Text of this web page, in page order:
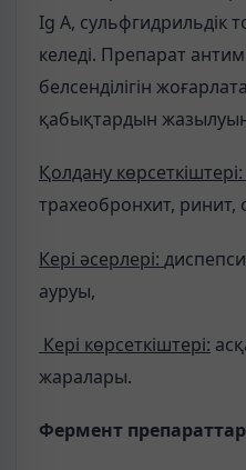
Ig A, сульфгидрильдік
келеді. Препарат
белсенділігін
қабықтардын
Қолдану көрсеткіштері:
трахеобронхит, ринит,
Кері әсерлері:
ауруы,
Кері көрсеткіштері:
жаралары.
Фермент